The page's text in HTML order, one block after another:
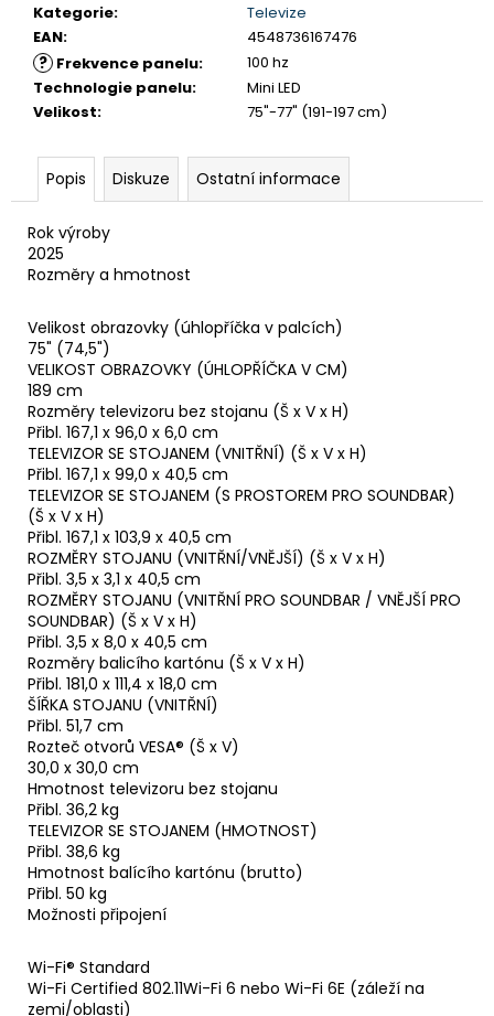
Kategorie:
Televize
EAN: 4548736167476
? Frekvence panelu:
100 hz
Technologie panelu:
Mini LED
Velikost: 75"-77" (191-197 cm)
Popis Diskuze Ostatní informace
Rok výroby
2025
Rozměry a hmotnost
Velikost obrazovky (úhlopříčka v palcích)
75" (74,5")
VELIKOST OBRAZOVKY (ÚHLOPŘÍČKA V CM)
189 cm
Rozměry televizoru bez stojanu (Š x V x H)
Přibl. 167,1 x 96,0 x 6,0 cm
TELEVIZOR SE STOJANEM (VNITŘNÍ) (Š x V x H)
Přibl. 167,1 x 99,0 x 40,5 cm
TELEVIZOR SE STOJANEM (S PROSTOREM PRO SOUNDBAR)
(Š x V x H)
Přibl. 167,1 x 103,9 x 40,5 cm
ROZMĚRY STOJANU (VNITŘNÍ/VNĚJŠÍ) (Š x V x H)
Přibl. 3,5 x 3,1 x 40,5 cm
ROZMĚRY STOJANU (VNITŘNÍ PRO SOUNDBAR / VNĚJŠÍ PRO
SOUNDBAR) (Š x V x H)
Přibl. 3,5 x 8,0 x 40,5 cm
Rozměry balicího kartónu (Š x V x H)
Přibl. 181,0 x 111,4 x 18,0 cm
ŠÍŘKA STOJANU (VNITŘNÍ)
Přibl. 51,7 cm
Rozteč otvorů VESA® (Š x V)
30,0 x 30,0 cm
Hmotnost televizoru bez stojanu
Přibl. 36,2 kg
TELEVIZOR SE STOJANEM (HMOTNOST)
Přibl. 38,6 kg
Hmotnost balícího kartónu (brutto)
Přibl. 50 kg
Možnosti připojení
Wi-Fi® Standard
Wi-Fi Certified 802.11Wi-Fi 6 nebo Wi-Fi 6E (záleží na
zemi/oblasti)
BRAVIA
(K75S25M2PB.CEI)
999